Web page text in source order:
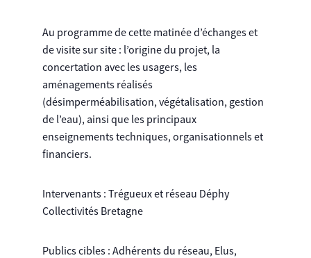
Au programme de cette matinée d’échanges et
de visite sur site : l’origine du projet, la
concertation avec les usagers, les
aménagements réalisés
(désimperméabilisation, végétalisation, gestion
de l’eau), ainsi que les principaux
enseignements techniques, organisationnels et
financiers.
Intervenants : Trégueux et réseau Déphy
Collectivités Bretagne
Publics cibles : Adhérents du réseau, Elus,